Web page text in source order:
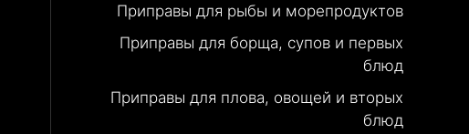
Приправы для рыбы и морепродуктов
Приправы для борща, супов и первых
блюд
Приправы для плова, овощей и вторых
блюд